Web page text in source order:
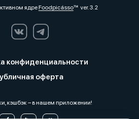
ядреFoodpicássover. 3.2
конфиденциальности
оферта
кэшбэк − в нашем приложении!